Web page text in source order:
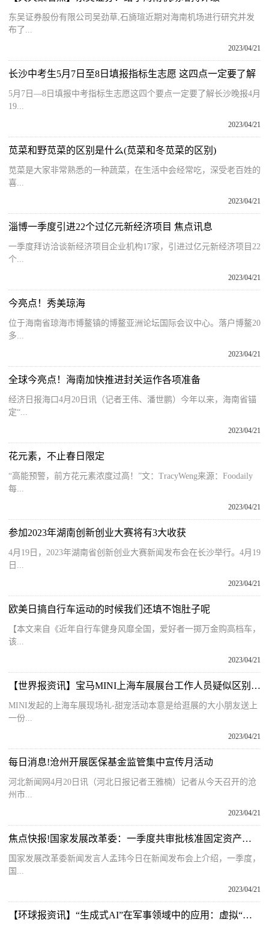
东吴证券股份有限公司吴劲草,石旖瑄近期对海南机场进行研究并发
布了...
2023/04/21
长沙中考生5月7日至8日填报指标生志愿 这四点一定要了解
5月7日—8日填报中考指标生志愿这四个要点一定要了解长沙晚报4月
19...
2023/04/21
苋菜和野苋菜的区别是什么(苋菜和冬苋菜的区别)
苋菜是大家非常熟悉的一种蔬菜，在生活中会经常吃，深受老百姓的
喜...
2023/04/21
淄博一季度引进22个过亿元新经济项目 焦点讯息
一季度拜访洽谈新经济项目企业机构17家，引进过亿元新经济项目22
个...
2023/04/21
今亮点！秀美琼海
位于海南省琼海市博鳌镇的博鳌亚洲论坛国际会议中心。落户博鳌20
多...
2023/04/21
全球今亮点！海南加快推进封关运作各项准备
经济日报海口4月20日讯（记者王伟、潘世鹏）今年以来，海南省锚
定“...
2023/04/21
花元素，不止春日限定
“高能预警，前方花元素浓度过高！”文：TracyWeng来源：Foodaily
每...
2023/04/21
参加2023年湖南创新创业大赛将有3大收获
4月19日，2023年湖南省创新创业大赛新闻发布会在长沙举行。4月19
日...
2023/04/21
欧美日搞自行车运动的时候我们还填不饱肚子呢
【本文来自《近年自行车健身风靡全国，爱好者一掷万金购高档车，
该...
2023/04/21
【世界报资讯】宝马MINI上海车展展台工作人员疑似区别对待中外访客， 官方致歉：改善管理加强内部培训
MINI发起的上海车展现场礼-甜宠活动本意是给逛展的大小朋友送上
一份...
2023/04/21
每日消息!沧州开展医保基金监管集中宣传月活动
河北新闻网4月20日讯（河北日报记者王雅楠）记者从今天召开的沧
州市...
2023/04/21
焦点快报!国家发展改革委：一季度共审批核准固定资产投资项目42个 总投资2803亿元
国家发展改革委新闻发言人孟玮今日在新闻发布会上介绍，一季度，
国...
2023/04/21
【环球报资讯】“生成式AI”在军事领域中的应用：虚拟“参谋官”